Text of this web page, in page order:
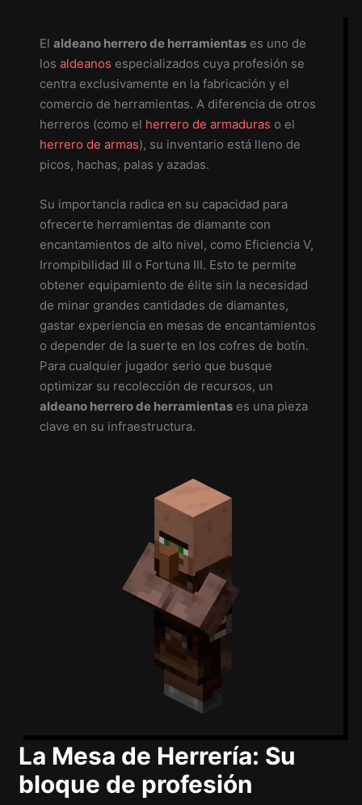
El aldeano herrero de herramientases uno de
los aldeanos especializados cuya profesión se
centra exclusivamente en la fabricación y el
comercio de herramientas. A diferencia de otros
herreros (como el herrero de armaduras o el
herrero de armas), su inventario está lleno de
picos, hachas, palas y azadas.
Su importancia radica en su capacidad para
ofrecerte herramientas de diamante con
encantamientos de alto nivel, como Eficiencia V,
Irrompibilidad III o Fortuna III. Esto te permite
obtener equipamiento de élite sin la necesidad
de minar grandes cantidades de diamantes,
gastar experiencia en mesas de encantamientos
o depender de la suerte en los cofres de botín.
Para cualquier jugador serio que busque
optimizar su recolección de recursos, un
aldeano herrero de herramientases una pieza
clave en su infraestructura.
La Mesa de Herrería: Su
bloque de profesión